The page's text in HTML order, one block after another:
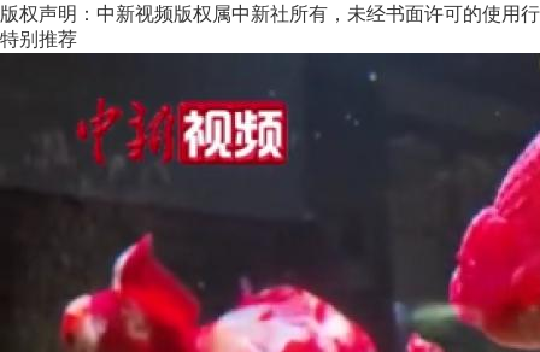
版权声明：中新视频版权属中新社所有，未经书面许可的使用
特别推荐